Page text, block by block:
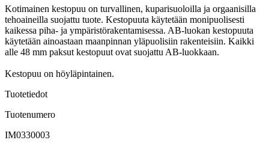
Kotimainen kestopuu on turvallinen, kuparisuoloilla ja orgaanisilla
tehoaineilla suojattu tuote. Kestopuuta käytetään monipuolisesti
kaikessa piha- ja ympäristörakentamisessa. AB-luokan kestopuuta
käytetään ainoastaan maanpinnan yläpuolisiin rakenteisiin. Kaikki
alle 48 mm paksut kestopuut ovat suojattu AB-luokkaan.
Kestopuu on höyläpintainen.
Tuotetiedot
Tuotenumero
IM0330003